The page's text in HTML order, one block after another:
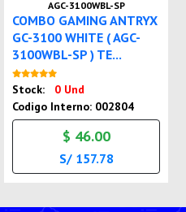
AGC-3100WBL-SP
COMBO GAMING ANTRYX
GC-3100 WHITE ( AGC-
3100WBL-SP ) TE...
Stock:
0 Und
Codigo Interno: 002804
$ 46.00
S/ 157.78